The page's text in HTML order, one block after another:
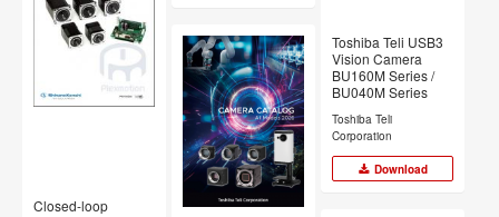
Toshiba Teli USB3
Vision Camera
BU160M Series /
BU040M Series
Toshiba Teli
Corporation
Download
Closed-loop